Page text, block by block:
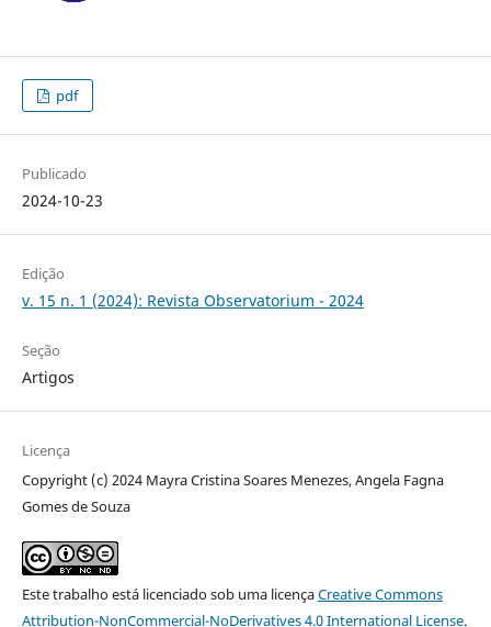
pdf
Publicado
2024-10-23
Edição
v. 15 n. 1 (2024): Revista Observatorium - 2024
Seção
Artigos
Licença
Copyright (c) 2024 Mayra Cristina Soares Menezes, Angela Fagna
Gomes de Souza
Este trabalho está licenciado sob uma licençaCreative Commons
Attribution-NonCommercial-NoDerivatives 4.0 International License.